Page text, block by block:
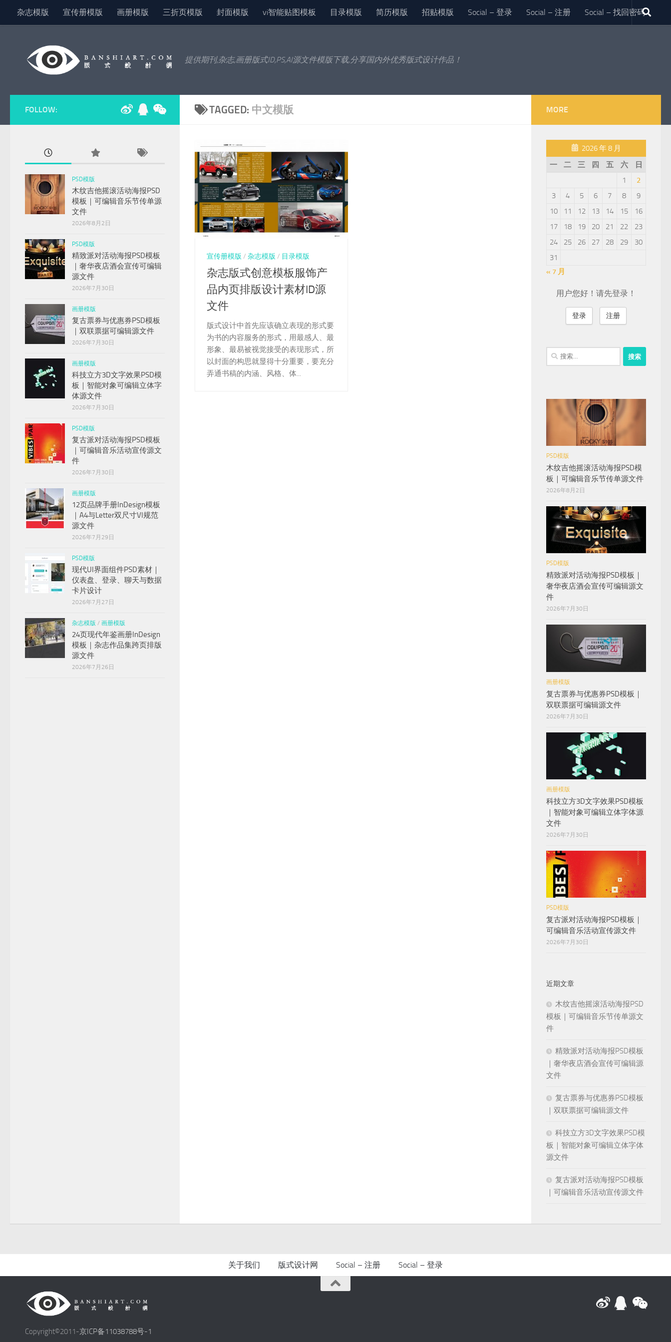
Skip to content
杂志模版 宣传册模版 画册模版 三折页模版 封面模版 vi智能贴图模板 目录模版 简历模版 招贴模版 Social – 登录 Social – 注册 Social – 找回密码
提供期刊,杂志,画册版式ID,PS,AI源文件模版下载,分享国内外优秀版式设计作品！
TAGGED: 中文模版
宣传册模版 / 杂志模版 / 目录模版
杂志版式创意模板服饰产
品内页排版设计素材ID源
文件
版式设计中首先应该确立表现的形式要
为书的内容服务的形式，用最感人、最
形象、最易被视觉接受的表现形式，所
以封面的构思就显得十分重要，要充分
弄通书稿的内涵、风格、体...
FOLLOW:
PSD模版
木纹吉他摇滚活动海报PSD
模板｜可编辑音乐节传单源
文件
2026年8月2日
PSD模版
精致派对活动海报PSD模板
｜奢华夜店酒会宣传可编辑
源文件
2026年7月30日
画册模版
复古票券与优惠券PSD模板
｜双联票据可编辑源文件
2026年7月30日
画册模版
科技立方3D文字效果PSD模
板｜智能对象可编辑立体字
体源文件
2026年7月30日
PSD模版
复古派对活动海报PSD模板
｜可编辑音乐活动宣传源文
件
2026年7月30日
画册模版
12页品牌手册InDesign模板
｜A4与Letter双尺寸VI规范
源文件
2026年7月29日
PSD模版
现代UI界面组件PSD素材｜
仪表盘、登录、聊天与数据
卡片设计
2026年7月27日
杂志模版 / 画册模版
24页现代年鉴画册InDesign
模板｜杂志作品集跨页排版
源文件
2026年7月26日
MORE
2026 年 8 月
一
二 三 四 五 六
日
1
2
3
4 5 6 7 8
9
10
11 12 13 14 15
16
17
18 19 20 21 22
23
24
25 26 27 28 29
30
31
« 7 月
用户您好！请先登录！
登录 注册
搜
索：
PSD模版
木纹吉他摇滚活动海报PSD模
板｜可编辑音乐节传单源文件
2026年8月2日
PSD模版
精致派对活动海报PSD模板｜
奢华夜店酒会宣传可编辑源文
件
2026年7月30日
画册模版
复古票券与优惠券PSD模板｜
双联票据可编辑源文件
2026年7月30日
画册模版
科技立方3D文字效果PSD模板
｜智能对象可编辑立体字体源
文件
2026年7月30日
PSD模版
复古派对活动海报PSD模板｜
可编辑音乐活动宣传源文件
2026年7月30日
近期文章
木纹吉他摇滚活动海报PSD
模板｜可编辑音乐节传单源文
件
精致派对活动海报PSD模板
｜奢华夜店酒会宣传可编辑源
文件
复古票券与优惠券PSD模板
｜双联票据可编辑源文件
科技立方3D文字效果PSD模
板｜智能对象可编辑立体字体
源文件
复古派对活动海报PSD模板
｜可编辑音乐活动宣传源文件
关于我们 版式设计网 Social – 注册 Social – 登录
Copyright©2011-京ICP备11038788号-1